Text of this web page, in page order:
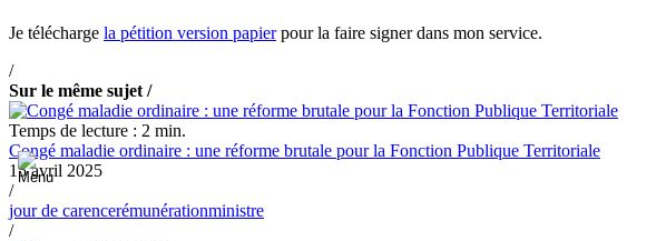
Je télécharge la pétition version papierpour la faire signer dans mon service.
/
Sur le même sujet /
Temps de lecture : 2 min.
Congé maladie ordinaire : une réforme brutale pour la Fonction Publique Territoriale
15 avril 2025
/
jour de carencerémunérationministre
/